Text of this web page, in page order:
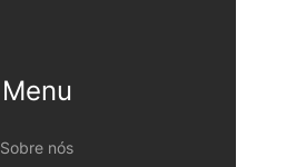
Menu
Sobre nós